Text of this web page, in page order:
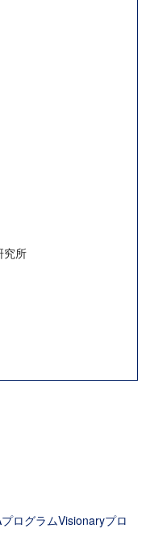
究所
ート
グラム市民社会ガバナンス
ログラムVisionaryプロ